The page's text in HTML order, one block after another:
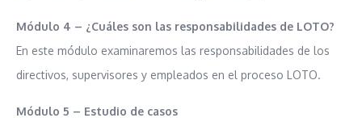
Módulo 4 – ¿Cuáles son las responsabilidades de LOTO?
En este módulo examinaremos las responsabilidades de los
directivos, supervisores y empleados en el proceso LOTO.
Módulo 5 – Estudio de casos